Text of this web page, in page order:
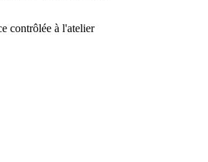
contrôlée à l'atelier